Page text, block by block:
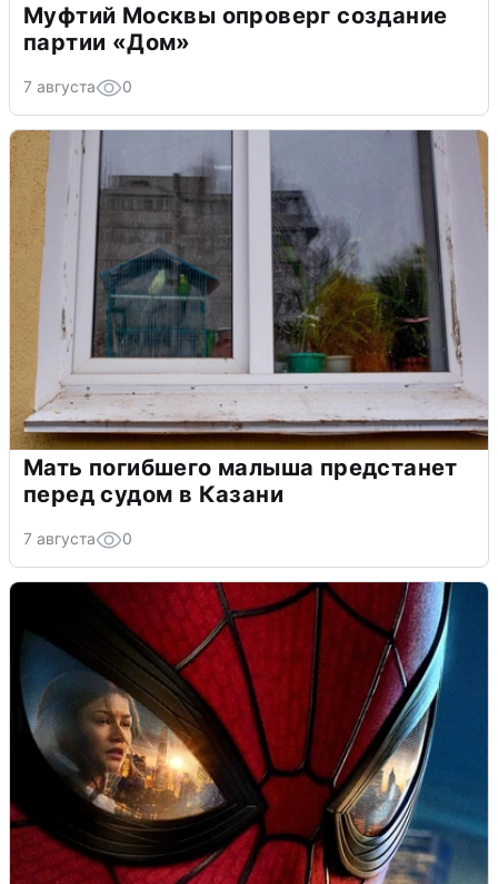
Муфтий Москвы опроверг создание
партии «Дом»
7 августа 0
Мать погибшего малыша предстанет
перед судом в Казани
7 августа 0